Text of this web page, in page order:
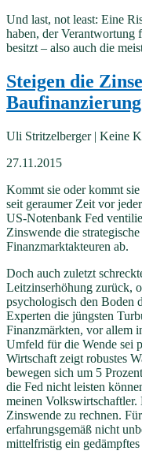
Und last, not least: Eine
haben, der Verantwortung
besitzt – also auch die
Steigen die
Uli Stritzelberger | Keine
27.11.2015
Kommt sie oder kommt
seit geraumer Zeit vor
US-Notenbank Fed
Zinswende die
Finanzmarktakteuren ab.
Doch auch zuletzt
Leitzinserhöhung zurück,
psychologisch den Boden
Experten die jüngsten
Finanzmärkten, vor allem
Umfeld für die Wende sei
Wirtschaft zeigt robustes
bewegen sich um 5
die Fed nicht leisten
meinen Volkswirtschaftler.
Zinswende zu rechnen.
erfahrungsgemäß nicht
mittelfristig ein